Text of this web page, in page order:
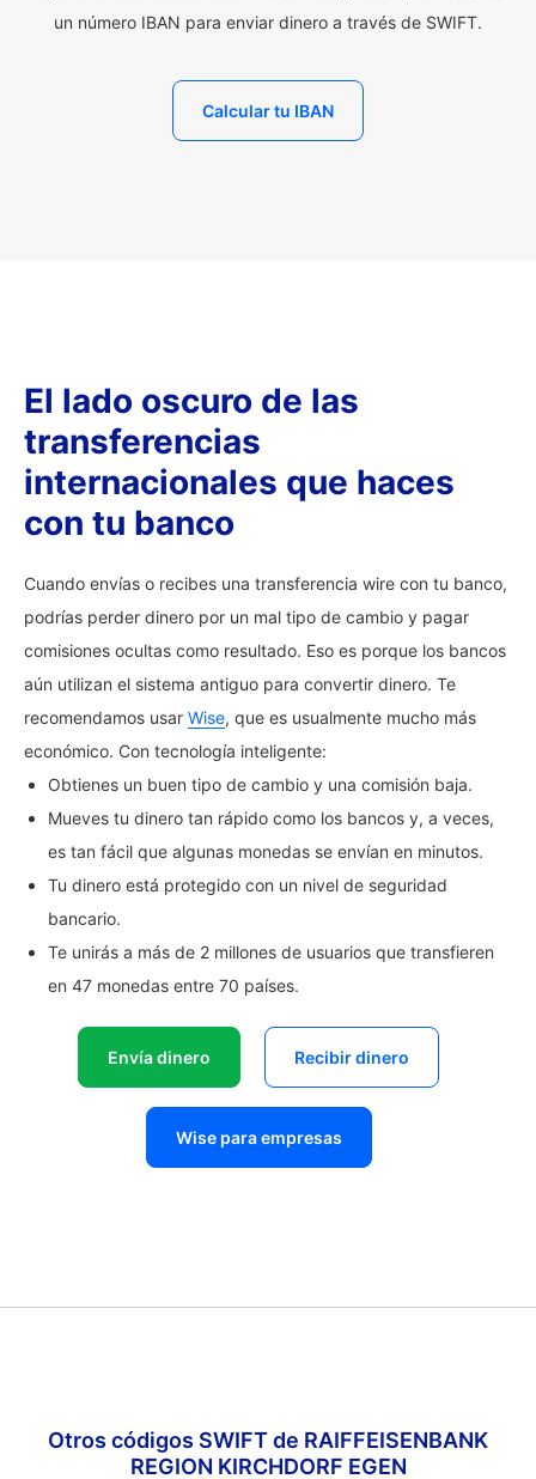
un número IBAN para enviar dinero a través de SWIFT.
Calcular tu IBAN
El lado oscuro de las
transferencias
internacionales que haces
con tu banco
Cuando envías o recibes una transferencia wire con tu banco,
podrías perder dinero por un mal tipo de cambio y pagar
comisiones ocultas como resultado. Eso es porque los bancos
aún utilizan el sistema antiguo para convertir dinero. Te
recomendamos usar Wise, que es usualmente mucho más
económico. Con tecnología inteligente:
Obtienes un buen tipo de cambio y una comisión baja.
Mueves tu dinero tan rápido como los bancos y, a veces,
es tan fácil que algunas monedas se envían en minutos.
Tu dinero está protegido con un nivel de seguridad
bancario.
Te unirás a más de 2 millones de usuarios que transfieren
en 47 monedas entre 70 países.
Envía dinero Recibir dinero
Wise para empresas
Otros códigos SWIFT de RAIFFEISENBANK
REGION KIRCHDORF EGEN